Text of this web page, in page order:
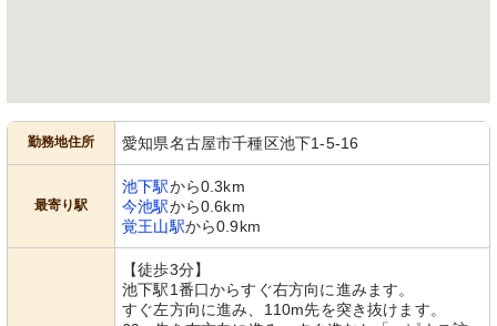
勤務地住所 愛知県名古屋市千種区池下1-5-16
最寄り駅
池下駅から0.3km
今池駅から0.6km
覚王山駅から0.9km
【徒歩3分】
池下駅1番口からすぐ右方向に進みます。
すぐ左方向に進み、110m先を突き抜けます。